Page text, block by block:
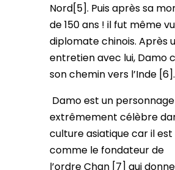
Nord[5]. Puis après sa
de 150 ans ! il fut même
diplomate chinois. Après
entretien avec lui, Damo
son chemin vers l’Inde [6].
Damo est un personnage
extrêmement célèbre
culture asiatique car il
comme le fondateur de
l’ordre Chan [7] qui